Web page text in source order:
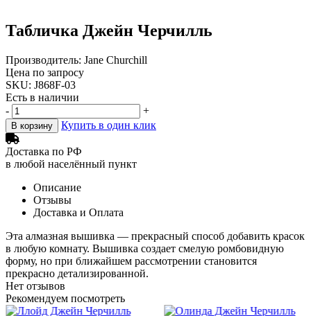
Табличка Джейн Черчилль
Производитель: Jane Churchill
Цена по запросу
SKU: J868F-03
Есть в наличии
-
+
В корзину Купить в один клик
Доставка по РФ
в любой населённый пункт
Описание
Отзывы
Доставка и Оплата
Эта алмазная вышивка — прекрасный способ добавить красок
в любую комнату. Вышивка создает смелую ромбовидную
форму, но при ближайшем рассмотрении становится
прекрасно детализированной.
Нет отзывов
Рекомендуем посмотреть